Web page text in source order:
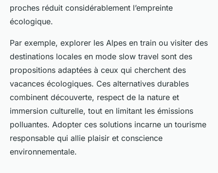
proches réduit considérablement l’empreinte
écologique.
Par exemple, explorer les Alpes en train ou visiter des
destinations locales en mode slow travel sont des
propositions adaptées à ceux qui cherchent des
vacances écologiques. Ces alternatives durables
combinent découverte, respect de la nature et
immersion culturelle, tout en limitant les émissions
polluantes. Adopter ces solutions incarne un tourisme
responsable qui allie plaisir et conscience
environnementale.